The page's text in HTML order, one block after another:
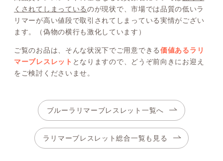
くされてしまっているのが現状で、市場では品質の低いラ
リマーが高い値段で取引されてしまっている実情がござい
ます。（偽物の横行も激化しています）
ご覧のお品は、そんな状況下でご用意できる価値あるラリ
マーブレスレット となりますので、どうぞ前向きにお迎え
をご検討くださいませ。
ブルーラリマーブレスレット一覧へ
ラリマーブレスレット総合一覧も見る